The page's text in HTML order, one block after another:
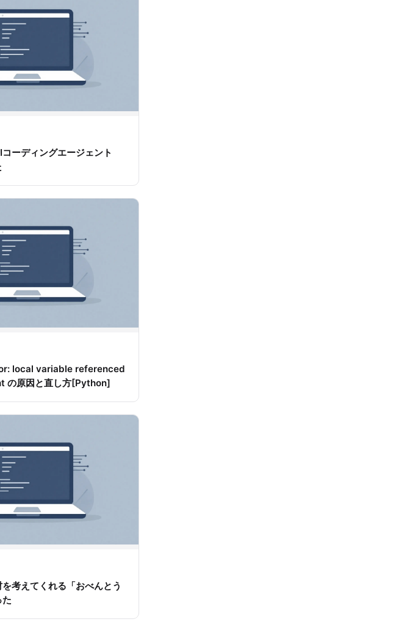
ーディングエージェント
local variable referenced
の原因と直し方[Python]
考えてくれる「おべんとう